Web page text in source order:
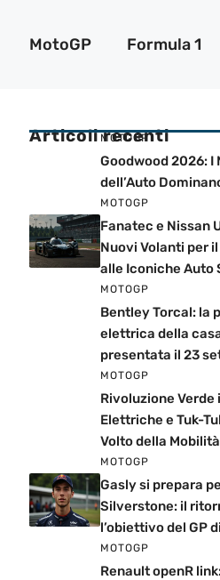
MotoGP Formula 1
Articoli recenti
MOTOGP
Goodwood 2026: I
dell’Auto
MOTOGP
Fanatec e Nissan
Nuovi Volanti per
alle Iconiche Auto
MOTOGP
Bentley Torcal: la
elettrica della
presentata il 23
MOTOGP
Rivoluzione Verde
Elettriche e Tuk-
Volto della
MOTOGP
Gasly si prepara
Silverstone: il
l’obiettivo del GP
MOTOGP
Renault openR